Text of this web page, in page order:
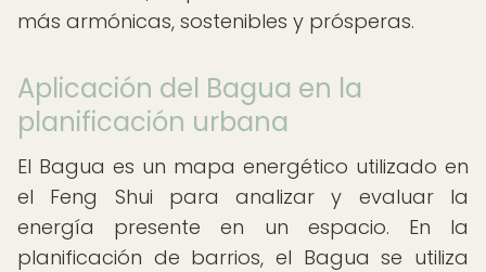
más armónicas, sostenibles y prósperas.
Aplicación del Bagua en la
planificación urbana
El Bagua es un mapa energético utilizado en
el Feng Shui para analizar y evaluar la
energía presente en un espacio. En la
planificación de barrios, el Bagua se utiliza